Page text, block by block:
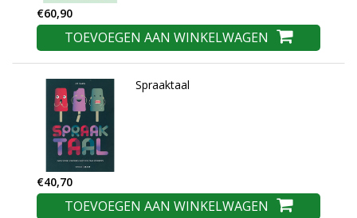
€60,90
TOEVOEGEN AAN WINKELWAGEN
Spraaktaal
€40,70
TOEVOEGEN AAN WINKELWAGEN